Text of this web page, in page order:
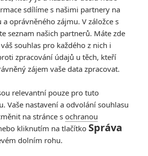
rodiny
- (Rudmen), 25.02.2026 15:44
sdílíme s našimi partnery na
a oprávněného zájmu. V záložce s
seznam našich partnerů. Máte zde
souhlas pro každého z nich i
zpracování údajů u těch, kteří
zájem vaše data zpracovat.
relevantní pouze pro tuto
Vaše nastavení a odvolání souhlasu
na stránce s ochranou
kliknutím na tlačítko Správa
dolním rohu.